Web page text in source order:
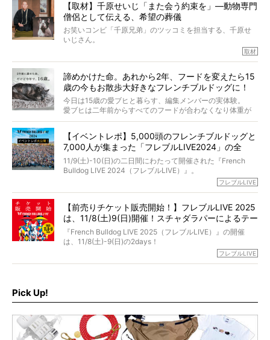
力をもつお笑い芸人「シークエンスはやとも」さんに、愛
犬の旅立ちや供養についてインタビュー。
インタビュアー兼対談相手は、大の犬好きで心霊分野の知
識にも長けているPELIさん。
「愛犬が旅立ったあと、ベッドやおもちゃはどうすればい
くれる？」
さらには、霊感がない人でも愛犬が成仏したことを知る方
法まで。
お笑い芸人だからこそ暗くなりすぎない、むしろ心がスッ
と軽くなる。
永久保存版のスペシャル対談です！
【取材】千原せいじ「また会う約束を」―動物専門
僧侶として伝える、希望の葬儀
お笑いコンビ「千原兄弟」のツッコミを担当する、千原せ
いじさん。
た。
僧侶としての名は「靖賢（せいけん）」。
当時54歳という年齢にして、なぜ動物専門僧侶という道を
選んだのか。
また、愛犬の旅立ちとどのように向き合うべきなのか。
た。
取材
諦めかけた命。あれから2年、フードを変えたら15
歳の今もお散歩大好きなフレンチブルドッグに！
今日は15歳の愛ブヒと暮らす、編集メンバーの実体験。
愛ブヒは二年前からすべてのフードが合わなくなり体重が
激減。検査をしても異常はなく「年齢のせいですね…」と言
もう諦めるしかないのかな…そんなとき、我が家に届いたの
が「THE fu-do(ザ・フード)」の試食品でした。
そして「THE fu-do(ザ・フード)」を食べつづけて二年、愛
ブヒは15歳になり、今も元気にお散歩をしています。
今回は、二年前の絶望から今までを包み隠さず、時系列で
【イベントレポ】5,000頭のフレンチブルドッグと
7,000人が集まった「フレブルLIVE2024」の全
貌！
11/9(土)-10(日)の二日間にわたって開催された『French
Bulldog LIVE 2024（フレブルLIVE）』。
今年はのべ5,000頭のフレンチブルドッグと7,000人のフレ
day1の司会はフレブルラバーのロッチさん。day2の音楽フ
ェスには世代ど真ん中のPUFFYが出演するなど、例年以上
に豪華なラインナップ。
北は北海道、南は鹿児島県から。全国のフレンチブルドッ
グが一堂に会した「フレブルLIVE2024」の模様を、詳しく
フレブルLIVE
【前売りチケット販売開始！】フレブルLIVE 2025
は、11/8(土)9(日)開催！スチャダラパーによるテー
マソング制作も決定
『French Bulldog LIVE 2025（フレブルLIVE）』の開催
は、11/8(土)-9(日)の2days！
お得な前売りチケット、いよいよ販売スタートです！
ど、内容盛りだくさんでお送りしていますので、最後まで
お見逃しなく！
フレブルLIVE
Pick Up!